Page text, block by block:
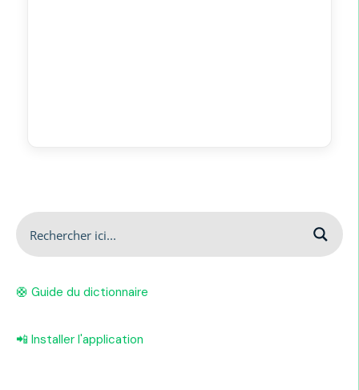
🛟 Guide du dictionnaire
📲 Installer l'application